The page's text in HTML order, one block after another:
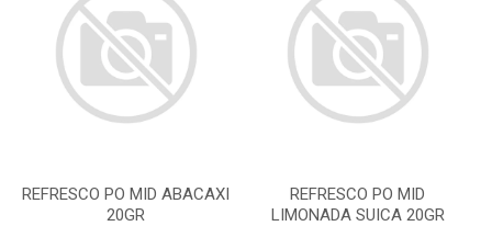
REFRESCO PO MID ABACAXI
20GR
REFRESCO PO MID
LIMONADA SUICA 20GR